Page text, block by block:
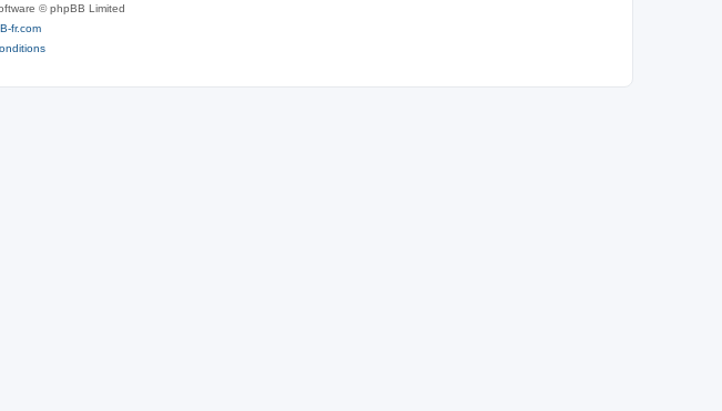
© phpBB Limited
fr.com